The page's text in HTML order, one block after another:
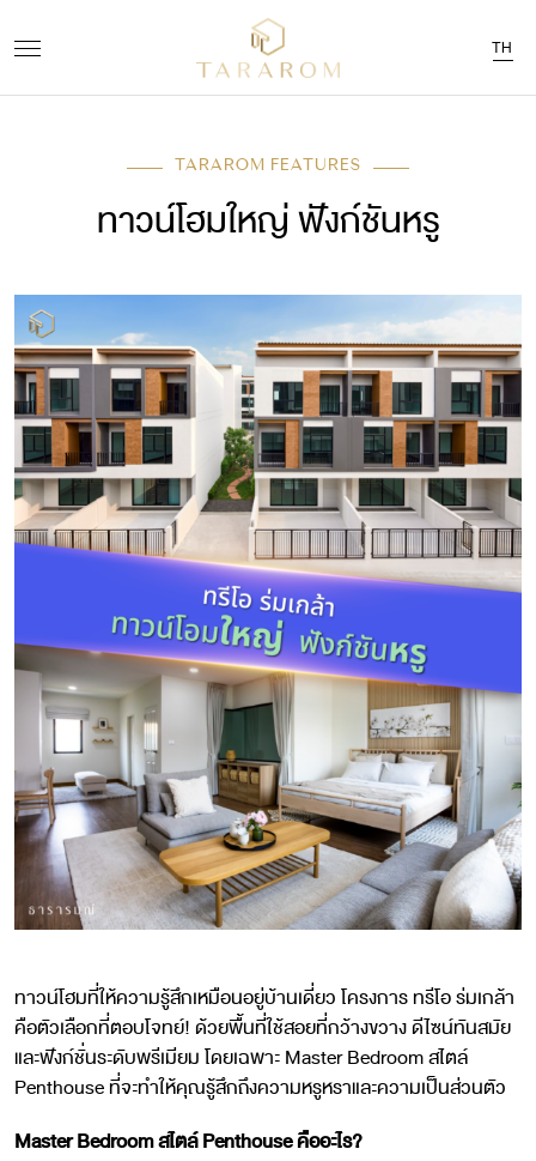
TH
TARAROM FEATURES
ทาวน์โฮมใหญ่ ฟังก์ชันหรู
ทาวน์โฮมที่ให้ความรู้สึกเหมือนอยู่บ้านเดี่ยว โครงการ ทรีโอ ร่มเกล้า
คือตัวเลือกที่ตอบโจทย์! ด้วยพื้นที่ใช้สอยที่กว้างขวาง ดีไซน์ทันสมัย
และฟังก์ชั่นระดับพรีเมียม โดยเฉพาะ Master Bedroom สไตล์
Penthouse ที่จะทำให้คุณรู้สึกถึงความหรูหราและความเป็นส่วนตัว
Master Bedroom สไตล์ Penthouse คืออะไร?